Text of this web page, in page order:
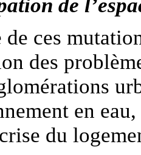
de
de ces
des
en
du